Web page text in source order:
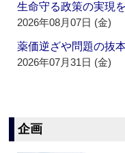
生命守る政策の実現
2026年08月07日 (金)
薬価逆ざや問題の抜
2026年07月31日 (金)
企画